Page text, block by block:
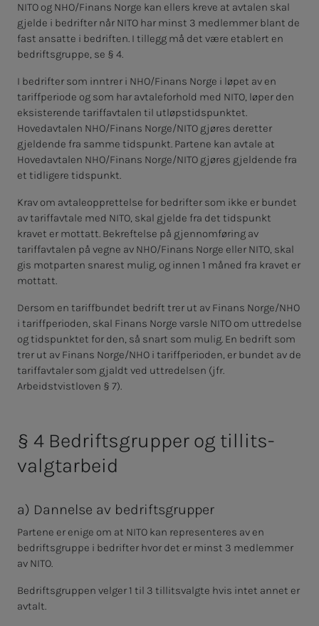
NITO og NHO/Finans Norge kan ellers kreve at avtalen skal
gjelde i bedrifter når NITO har minst 3 medlemmer blant de
fast ansatte i bedriften. I tillegg må det være etablert en
bedriftsgruppe, se § 4.
I bedrifter som inntrer i NHO/Finans Norge i løpet av en
tariffperiode og som har avtaleforhold med NITO, løper den
eksisterende tariffavtalen til utløpstidspunktet.
Hovedavtalen NHO/Finans Norge/NITO gjøres deretter
gjeldende fra samme tidspunkt. Partene kan avtale at
Hovedavtalen NHO/Finans Norge/NITO gjøres gjeldende fra
et tidligere tidspunkt.
Krav om avtaleopprettelse for bedrifter som ikke er bundet
av tariffavtale med NITO, skal gjelde fra det tidspunkt
kravet er mottatt. Bekreftelse på gjennomføring av
tariffavtalen på vegne av NHO/Finans Norge eller NITO, skal
gis motparten snarest mulig, og innen 1 måned fra kravet er
mottatt.
Dersom en tariffbundet bedrift trer ut av Finans Norge/NHO
i tariffperioden, skal Finans Norge varsle NITO om uttredelse
og tidspunktet for den, så snart som mulig. En bedrift som
trer ut av Finans Norge/NHO i tariffperioden, er bundet av de
tariffavtaler som gjaldt ved uttredelsen (jfr.
Arbeidstvistloven § 7).
§ 4 Be­drifts­grup­per og til­lits­
valg­t­ar­beid
a) Dan­nel­se av be­drifts­grup­per
Partene er enige om at NITO kan representeres av en
bedriftsgruppe i bedrifter hvor det er minst 3 medlemmer
av NITO.
Bedriftsgruppen velger 1 til 3 tillitsvalgte hvis intet annet er
avtalt.